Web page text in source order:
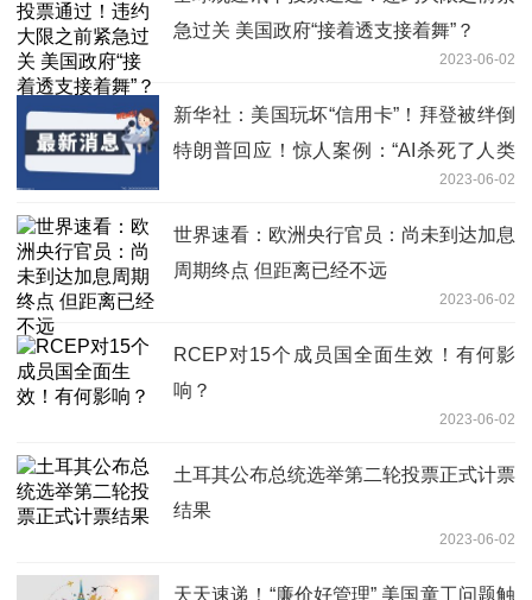
急过关 美国政府“接着透支接着舞”？
2023-06-02
新华社：美国玩坏“信用卡”！拜登被绊倒
特朗普回应！惊人案例：“AI杀死了人类
2023-06-02
世界速看：欧洲央行官员：尚未到达加息
周期终点 但距离已经不远
2023-06-02
RCEP对15个成员国全面生效！有何影
响？
2023-06-02
土耳其公布总统选举第二轮投票正式计票
结果
2023-06-02
天天速递！“廉价好管理” 美国童工问题触